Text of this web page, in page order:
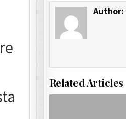
Author:
Related Articles